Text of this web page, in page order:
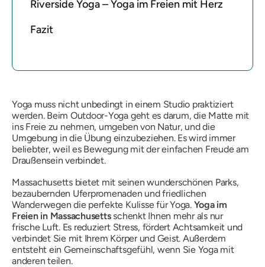
Riverside Yoga – Yoga im Freien mit Herz
Fazit
Yoga muss nicht unbedingt in einem Studio praktiziert
werden. Beim Outdoor-Yoga geht es darum, die Matte mit
ins Freie zu nehmen, umgeben von Natur, und die
Umgebung in die Übung einzubeziehen. Es wird immer
beliebter, weil es Bewegung mit der einfachen Freude am
Draußensein verbindet.
Massachusetts bietet mit seinen wunderschönen Parks,
bezaubernden Uferpromenaden und friedlichen
Wanderwegen die perfekte Kulisse für Yoga. Yoga im
Freien in Massachusettsschenkt Ihnen mehr als nur
frische Luft. Es reduziert Stress, fördert Achtsamkeit und
verbindet Sie mit Ihrem Körper und Geist. Außerdem
entsteht ein Gemeinschaftsgefühl, wenn Sie Yoga mit
anderen teilen.